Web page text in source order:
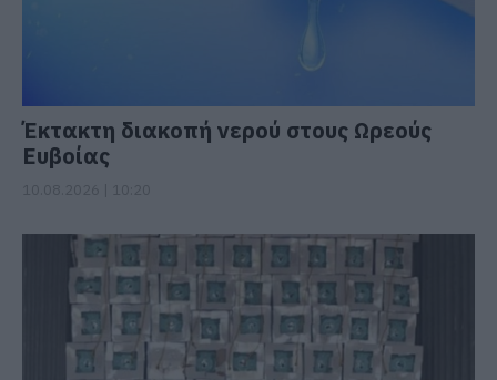
Έκτακτη διακοπή νερού στους Ωρεούς
Ευβοίας